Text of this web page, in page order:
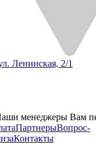
Ленинская, 2/1
менеджеры Вам
ПартнерыВопрос-
Контакты